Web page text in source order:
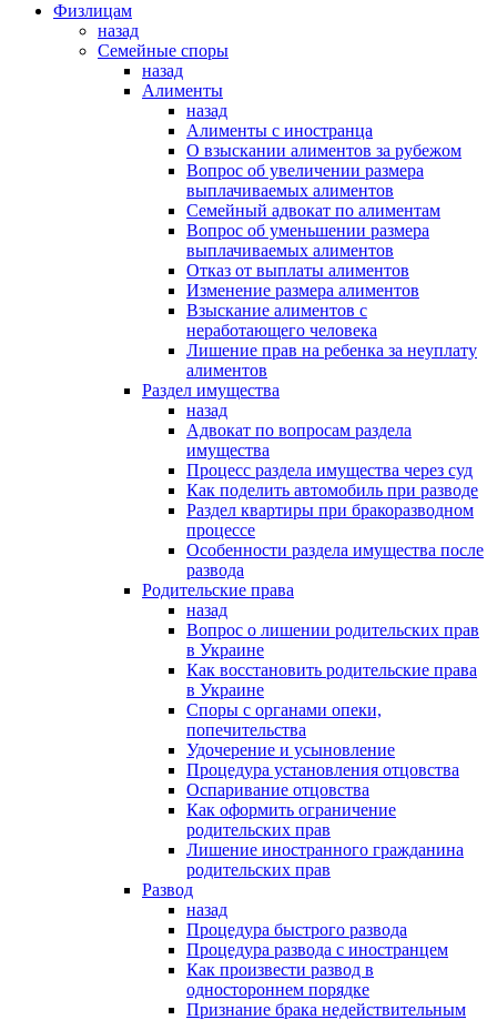
Физлицам
назад
Семейные споры
назад
Алименты
назад
Алименты с иностранца
О взыскании алиментов за рубежом
Вопрос об увеличении размера
выплачиваемых алиментов
Семейный адвокат по алиментам
Вопрос об уменьшении размера
выплачиваемых алиментов
Отказ от выплаты алиментов
Изменение размера алиментов
Взыскание алиментов с
неработающего человека
Лишение прав на ребенка за неуплату
алиментов
Раздел имущества
назад
Адвокат по вопросам раздела
имущества
Процесс раздела имущества через суд
Как поделить автомобиль при разводе
Раздел квартиры при бракоразводном
процессе
Особенности раздела имущества после
развода
Родительские права
назад
Вопрос о лишении родительских прав
в Украине
Как восстановить родительские права
в Украине
Споры с органами опеки,
попечительства
Удочерение и усыновление
Процедура установления отцовства
Оспаривание отцовства
Как оформить ограничение
родительских прав
Лишение иностранного гражданина
родительских прав
Развод
назад
Процедура быстрого развода
Процедура развода с иностранцем
Как произвести развод в
одностороннем порядке
Признание брака недействительным